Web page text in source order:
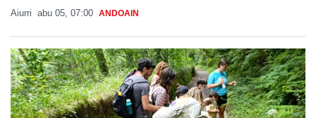
Aiurri abu 05, 07:00 ANDOAIN